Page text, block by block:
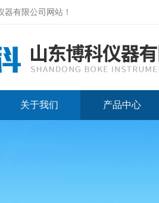
器有限公司网站 ！
关于我们 产品中心